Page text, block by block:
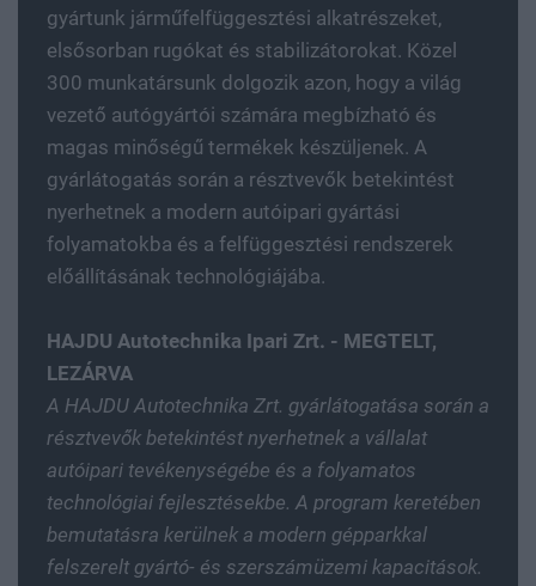
gyártunk járműfelfüggesztési alkatrészeket,
elsősorban rugókat és stabilizátorokat. Közel
300 munkatársunk dolgozik azon, hogy a világ
vezető autógyártói számára megbízható és
magas minőségű termékek készüljenek. A
gyárlátogatás során a résztvevők betekintést
nyerhetnek a modern autóipari gyártási
folyamatokba és a felfüggesztési rendszerek
előállításának technológiájába.
HAJDU Autotechnika Ipari Zrt. - MEGTELT,
LEZÁRVA
A HAJDU Autotechnika Zrt. gyárlátogatása során a
résztvevők betekintést nyerhetnek a vállalat
autóipari tevékenységébe és a folyamatos
technológiai fejlesztésekbe. A program keretében
bemutatásra kerülnek a modern gépparkkal
felszerelt gyártó- és szerszámüzemi kapacitások.